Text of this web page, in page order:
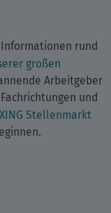
rund
großen
Arbeitgeber
und
XING Stellenmarkt